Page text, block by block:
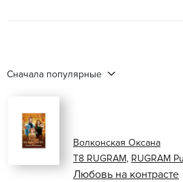
Сначала популярные
Любовь на контрасте
Волконская Оксана
Т8 RUGRAM, RUGRAM